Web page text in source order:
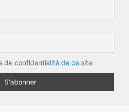
de confidentialité de ce site